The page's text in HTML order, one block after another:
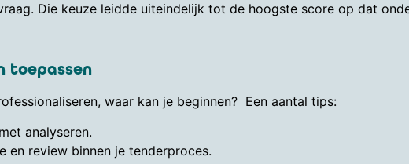
Die keuze leidde uiteindelijk tot de hoogste score op dat
toepassen
waar kan je beginnen? Een aantal tips:
analyseren.
en review binnen je tenderproces.